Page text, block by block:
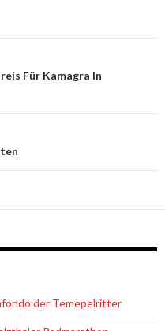
Für Kamagra In
der Temepelritter